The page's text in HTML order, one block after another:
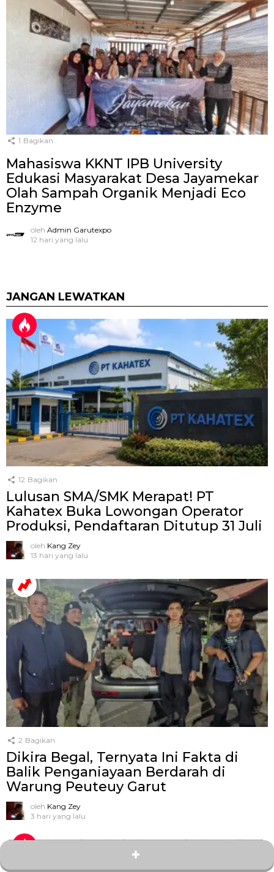
1 Bagikan
Mahasiswa KKNT IPB University
Edukasi Masyarakat Desa Jayamekar
Olah Sampah Organik Menjadi Eco
Enzyme
oleh Admin Garutexpo
12 hari yang lalu
JANGAN LEWATKAN
12 Bagikan
Lulusan SMA/SMK Merapat! PT
Kahatex Buka Lowongan Operator
Produksi, Pendaftaran Ditutup 31 Juli
oleh Kang Zey
13 hari yang lalu
2 Bagikan
Dikira Begal, Ternyata Ini Fakta di
Balik Penganiayaan Berdarah di
Warung Peuteuy Garut
oleh Kang Zey
3 hari yang lalu